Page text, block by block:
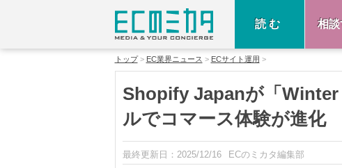
読む 相談
トップ EC業界ニュース ECサイト運用
Shopify Japanが「
ルでコマース体験が進化
最終更新日： 2025/12/16 ECのミカタ編集部